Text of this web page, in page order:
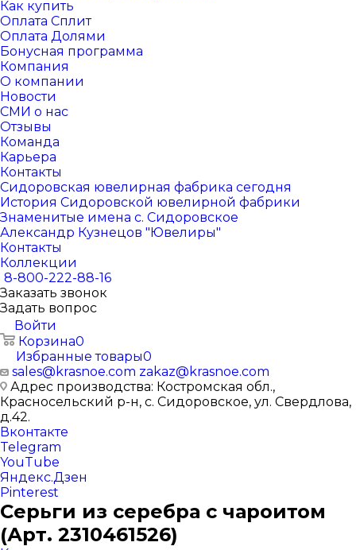
Как купить
Оплата Сплит
Оплата Долями
Бонусная программа
Компания
О компании
Новости
СМИ о нас
Отзывы
Команда
Карьера
Контакты
Сидоровская ювелирная фабрика сегодня
История Сидоровской ювелирной фабрики
Знаменитые имена с. Сидоровское
Александр Кузнецов "Ювелиры"
Контакты
Коллекции
8-800-222-88-16
Заказать звонок
Задать вопрос
Войти
Корзина0
Избранные товары0
sales@krasnoe.com zakaz@krasnoe.com
Адрес производства: Костромская обл.,
Красносельский р-н, с. Сидоровское, ул. Свердлова,
д.42.
Вконтакте
Telegram
YouTube
Яндекс.Дзен
Pinterest
Серьги из серебра с чароитом
(Арт. 2310461526)